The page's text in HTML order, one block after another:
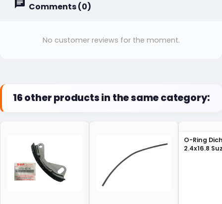
Comments (0)
No customer reviews for the moment.
16 other products in the same category:
O-Ring
2.4x16.8